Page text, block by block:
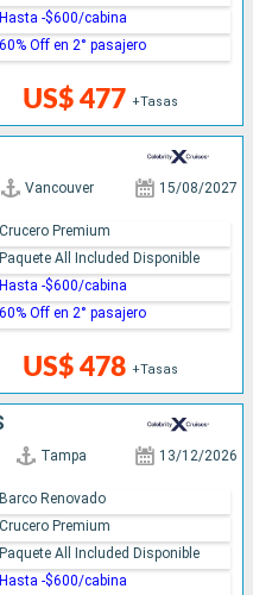
US$ 477 +Tasas
Hasta -$600/cabina
60% Off en 2° pasajero
Vancouver 15/08/2027
US$ 478 +Tasas
Crucero Premium
Paquete All Included Disponible
Hasta -$600/cabina
60% Off en 2° pasajero
Tampa 13/12/2026
Barco Renovado
Crucero Premium
Paquete All Included Disponible
Hasta -$600/cabina